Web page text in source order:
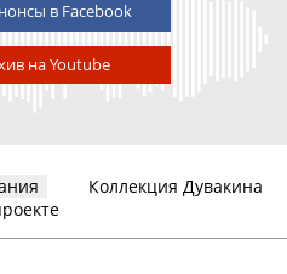
в Facebook
на Youtube
Коллекция Дувакина